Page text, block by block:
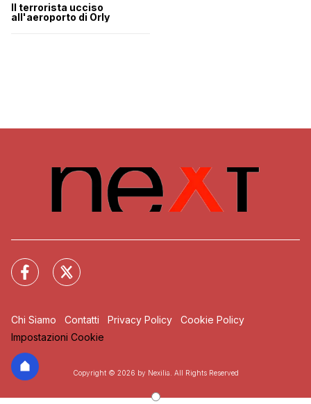
Il terrorista ucciso
all'aeroporto di Orly
Chi Siamo Contatti Privacy Policy
Cookie Policy
Impostazioni Cookie
Copyright © 2026 by Nexilia. All Rights Reserved